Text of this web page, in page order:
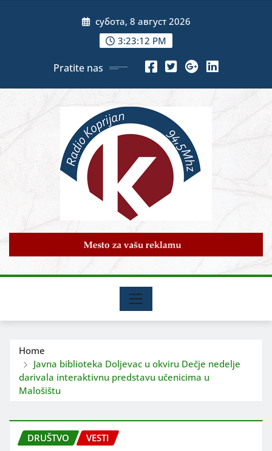
субота, 8 август 2026
3:23:14 PM
Pratite nas
Home
Javna biblioteka Doljevac u okviru Dečje nedelje
darivala interaktivnu predstavu učenicima u
Malošištu
DRUŠTVO VESTI